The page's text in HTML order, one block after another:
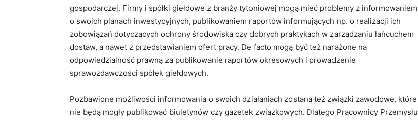
gospodarczej. Firmy i spółki giełdowe z branży tytoniowej mogą mieć problemy z informowaniem
o swoich planach inwestycyjnych, publikowaniem raportów informujących np. o realizacji ich
zobowiązań dotyczących ochrony środowiska czy dobrych praktykach w zarządzaniu łańcuchem
dostaw, a nawet z przedstawianiem ofert pracy. De facto mogą być też narażone na
odpowiedzialność prawną za publikowanie raportów okresowych i prowadzenie
sprawozdawczości spółek giełdowych.
Pozbawione możliwości informowania o swoich działaniach zostaną też związki zawodowe, które
nie będą mogły publikować biuletynów czy gazetek związkowych. Dlatego Pracownicy Przemysłu